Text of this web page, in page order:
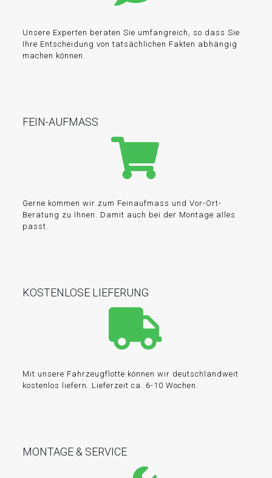
Unsere Experten beraten Sie umfangreich, so dass Sie
Ihre Entscheidung von tatsächlichen Fakten abhängig
machen können.
FEIN-AUFMASS
Gerne kommen wir zum Feinaufmass und Vor-Ort-
Beratung zu Ihnen. Damit auch bei der Montage alles
passt.
KOSTENLOSE LIEFERUNG
Mit unsere Fahrzeugflotte können wir deutschlandweit
kostenlos liefern. Lieferzeit ca. 6-10 Wochen.
MONTAGE & SERVICE